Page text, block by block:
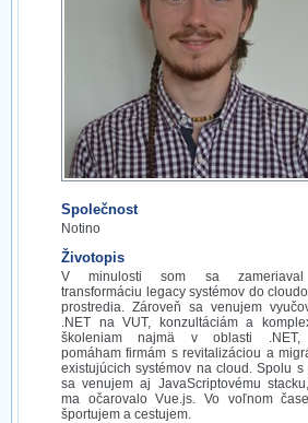
Společnost
Notino
Životopis
V minulosti som sa
transformáciu legacy systémov do
prostredia. Zároveň sa venujem
.NET na VUT, konzultáciám a
školeniam najmä v oblasti .NET,
pomáham firmám s revitalizáciou a
existujúcich systémov na cloud. Spolu s
sa venujem aj JavaScriptovému
ma očarovalo Vue.js. Vo voľnom
športujem a cestujem.